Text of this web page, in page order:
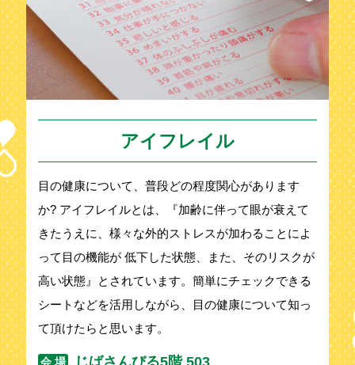
アイフレイル
目の健康について、普段どの程度関心があります
か? アイフレイルとは、『加齢に伴って眼が衰えて
きたうえに、様々な外的ストレスが加わることによ
って目の機能が 低下した状態、また、そのリスクが
高い状態』とされています。簡単にチェックできる
シートなどを活用しながら、目の健康について知っ
て頂けたらと思います。
会 場